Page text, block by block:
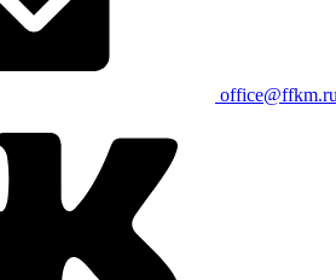
office@ffkm.ru